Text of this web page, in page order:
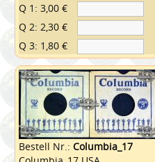
Q 1: 3,00 €
Q 2: 2,30 €
Q 3: 1,80 €
Bestell Nr.:Columbia_17